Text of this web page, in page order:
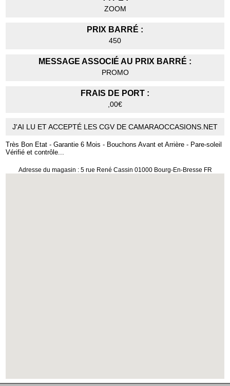
ZOOM
PRIX BARRÉ :
450
MESSAGE ASSOCIÉ AU PRIX BARRÉ :
PROMO
FRAIS DE PORT :
,00€
J'AI LU ET ACCEPTÉ LES CGV DE CAMARAOCCASIONS.NET
Très Bon Etat - Garantie 6 Mois - Bouchons Avant et Arrière - Pare-soleil
Vérifié et contrôle...
Adresse du magasin : 5 rue René Cassin 01000 Bourg-En-Bresse FR